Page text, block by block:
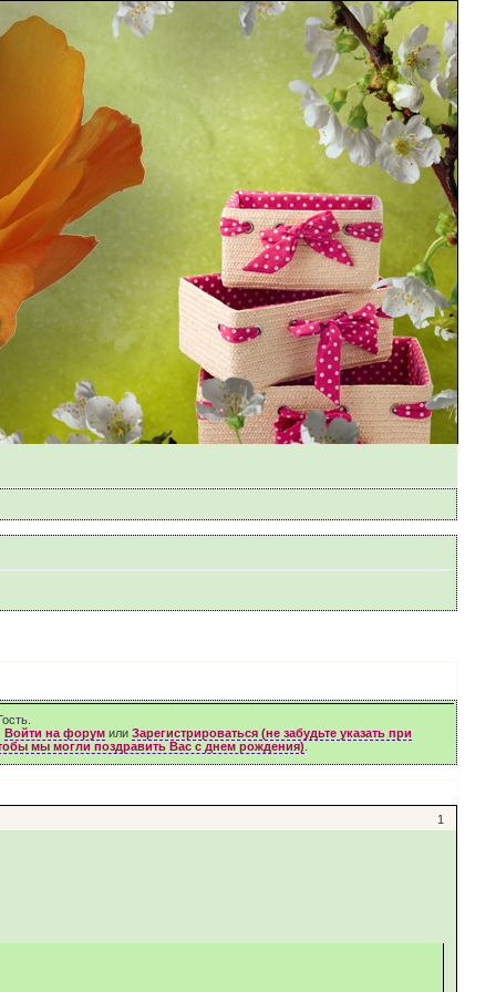
Войти на форумили Зарегистрироваться (не забудьте указать при
мы могли поздравить Вас с днем рождения)
1